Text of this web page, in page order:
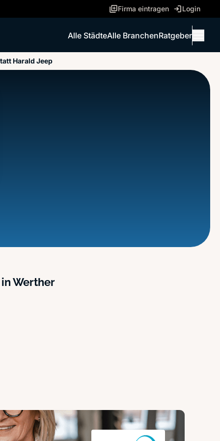
Firma eintragen Login
Alle StädteAlle BranchenRatgeber
Harald Jeep
Werther